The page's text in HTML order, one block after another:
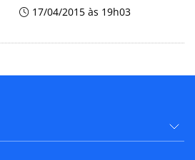
17/04/2015 às 19h03